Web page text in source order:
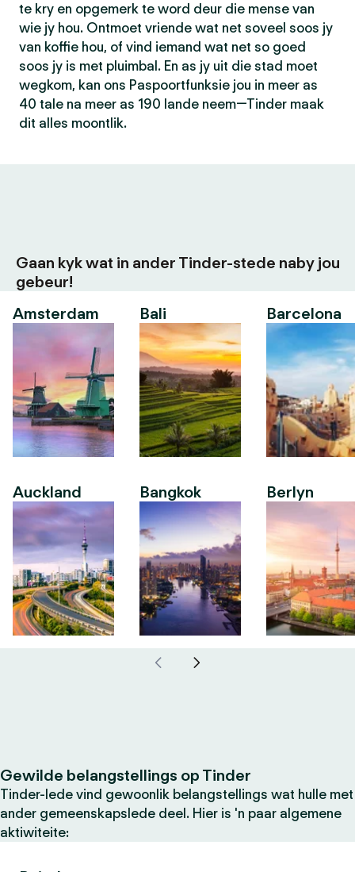
te kry en opgemerk te word deur die mense van
wie jy hou. Ontmoet vriende wat net soveel soos jy
van koffie hou, of vind iemand wat net so goed
soos jy is met pluimbal. En as jy uit die stad moet
wegkom, kan ons Paspoortfunksie jou in meer as
40 tale na meer as 190 lande neem—Tinder maak
dit alles moontlik.
Gaan kyk wat in ander Tinder-stede naby jou
gebeur!
Amsterdam
Auckland
Bali
Bangkok
Barcelona
Berlyn
Gewilde belangstellings op Tinder
Tinder-lede vind gewoonlik belangstellings wat hulle met
ander gemeenskapslede deel. Hier is 'n paar algemene
aktiwiteite: